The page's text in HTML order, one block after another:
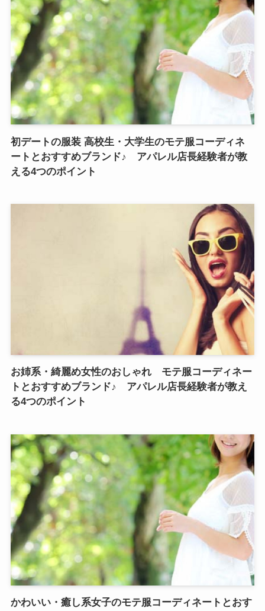
初デートの服装 高校生・大学生のモテ服コーディネ
ートとおすすめブランド♪ アパレル店長経験者が教
える4つのポイント
お姉系・綺麗め女性のおしゃれ モテ服コーディネー
トとおすすめブランド♪ アパレル店長経験者が教え
る4つのポイント
かわいい・癒し系女子のモテ服コーディネートとおす